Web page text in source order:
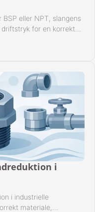
eller NPT, slangens
for en korrekt
i
i industrielle
materiale,